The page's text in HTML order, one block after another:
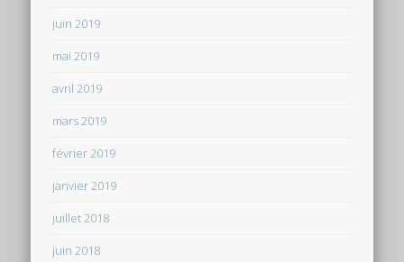
juin 2019
mai 2019
avril 2019
mars 2019
février 2019
janvier 2019
juillet 2018
juin 2018